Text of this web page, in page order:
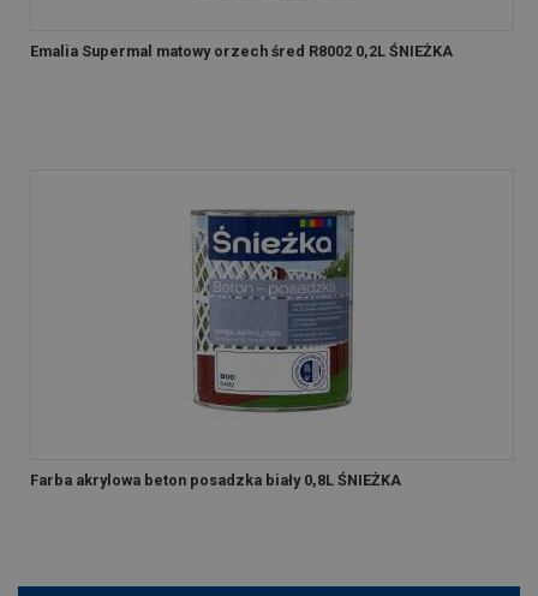
Emalia Supermal matowy orzech śred R8002 0,2L ŚNIEŻKA
Farba akrylowa beton posadzka biały 0,8L ŚNIEŻKA